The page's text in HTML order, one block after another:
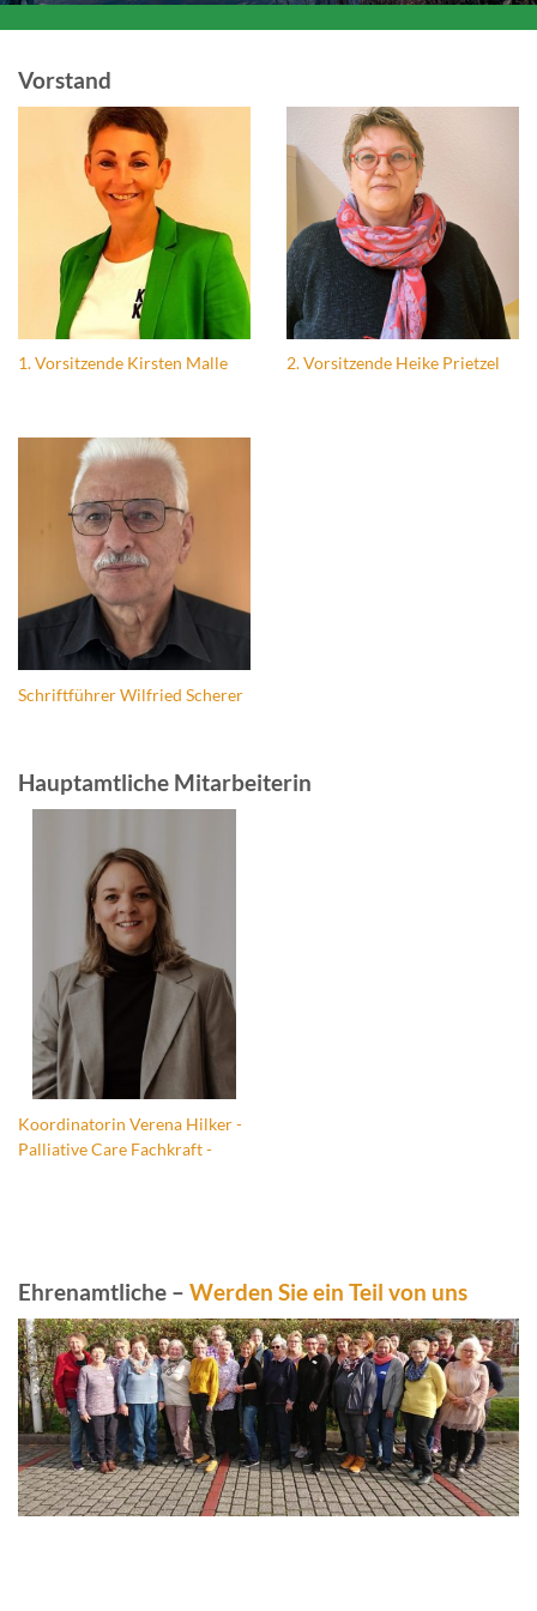
Vorstand
1. Vorsitzende Kirsten Malle 2. Vorsitzende Heike Prietzel
Schriftführer Wilfried Scherer
Hauptamtliche Mitarbeiterin
Koordinatorin Verena Hilker -
Palliative Care Fachkraft -
Ehrenamtliche – Werden Sie ein Teil von uns